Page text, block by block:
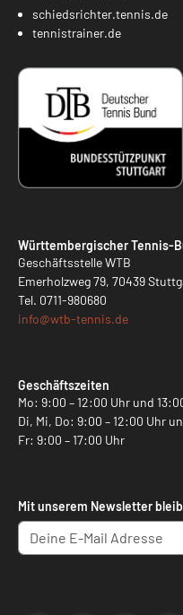
schiedsrichter.tennis.de
tennistrainer.de
Württembergischer Tennis-
Geschäftsstelle WTB
Emerholzweg 79, 70439
Tel. 0711-980680
info@wtb-tennis.de
Geschäftszeiten
Mo: 9:00 – 12:00 Uhr und
Di, Mi, Do: 9:00 – 12:00 Uhr
Fr: 9:00 – 17:00 Uhr
Mit unserem Newsletter